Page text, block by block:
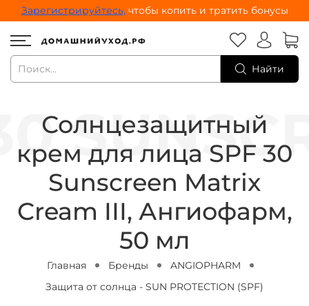
Зарегистрируйтесь,чтобы копить и тратить бонусы
Найти
Солнцезащитный
крем для лица SPF 30
Sunscreen Matrix
Cream III, Ангиофарм,
50 мл
Главная Бренды
ANGIOPHARM
Защита от солнца - SUN PROTECTION (SPF)